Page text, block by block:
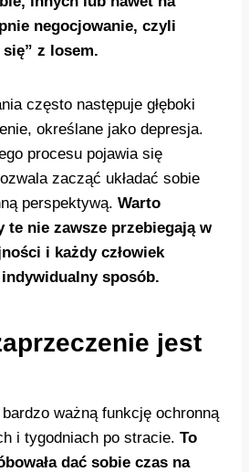
negocjowanie, czyli
z losem.
często następuje głęboki
określane jako depresja.
procesu pojawia się
zacząć układać sobie
perspektywą. Warto
te nie zawsze przebiegają w
i każdy człowiek
sposób.
jest
ważną funkcję ochronną
i tygodniach po stracie. To
dać sobie czas na